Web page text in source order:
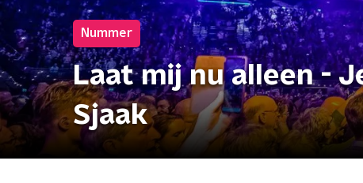
Nummer
Laat mij nu alleen -
Sjaak